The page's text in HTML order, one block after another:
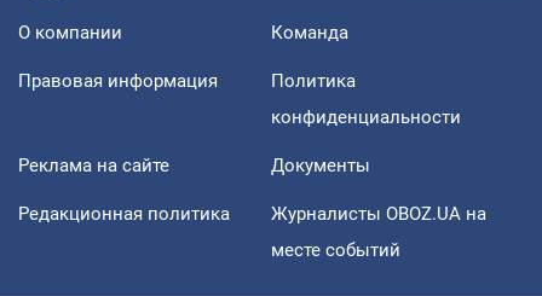
О компании Команда
Правовая информация
Политика
конфиденциальности
Реклама на сайте Документы
Редакционная политика
Журналисты OBOZ.UA на
месте событий